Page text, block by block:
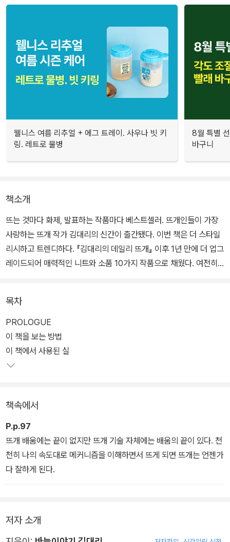
웰니스 여름 리추얼 + 에그 트레이. 사우나 빗 키
링. 레트로 물병
8월 특별
바구니
책소개
뜨는 것마다 화제, 발표하는 작품마다 베스트셀러. 뜨개인들이 가장
사랑하는 뜨개 작가 김대리의 신간이 출간됐다. 이번 책은 더 스타일
리시하고 트렌디하다. 『김대리의 데일리 뜨개』 이후 1년 만에 더 업그
레이드되어 매력적인 니트와 소품 10가지 작품으로 채웠다. 여전히
탑다운 기법의 작품으로 구선한 이번 책은 초보자도 두루 도전할 수
있다. 바텀업처럼 자연스러운 소매산과 절묘한 핏을 만든 탑다운 심
플 니트, 뜨면서 재밌고 입을 때 예쁜 아란 무늬 스웨터와 카디건, 배
색이 어려운 사람을 위해 덧수를 고안해 넣은 코위찬 카디건, 디테일
도안에 대한 업데이트 소식도 확인할 수 있는 QR 링크를 제공한다.
이번 책에 실린 10개 작품은 모두 어디에도 발표하지 않은 미공개 도
안이다. 그동안 김대리의 일상에서 잠깐씩 엿볼 수 있었던 작품들과
오랜 시간 공들여 완성한 작품만 담았다. 게다가 김대리가 작품을 만
작품에 진심인 김대리를 만나볼 수 있다.
목차
PROLOGUE
이 책을 보는 방법
이 책에서 사용된 실
책속에서
P.p.97
뜨개 배움에는 끝이 없지만 뜨개 기술 자체에는 배움의 끝이 있다. 천
천히 나의 속도대로 메커니즘을 이해하면서 뜨게 되면 뜨개는 언젠가
다 잘하게 된다.
저자 소개